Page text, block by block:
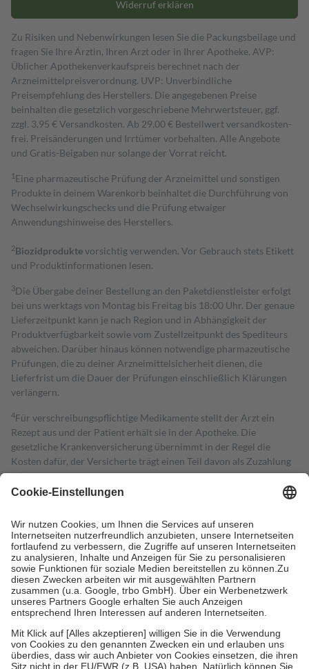
Widerruf erklären
Zu Risiken und Nebenwirkungen lesen Sie die Packungsbeilage und
fragen Sie Ihre Ärztin, Ihren Arzt oder in Ihrer Apotheke. AVP:
Üblicher Apothekenverkaufspreis berechnet nach der
Arzneimittelpreisverordnung. UVP: Unverbindliche
Preisempfehlung des Herstellers. Die angegebenen Preise
beinhalten die gesetzlich vorgeschriebene Mehrwertsteuer, ggf.
zzgl. 3,95 € Versandkosten. Ab 29,00 € Bestell­wert versand­kosten­
frei. Preisänderungen und Irrtümer vorbehalten. Alle Angebote
und Gratis-Beigaben nur solange der Vorrat reicht.
1 Eine pharmazeutische Prüfung der Arzneimittel und sonstigen
Produkte in deinem Warenkorb beinhaltet die Durchführung von
Wechselwirkungschecks und die Prüfung etwaiger
Anwendungshinweise des Herstellers.
2Biozidproduktevorsichtig verwenden. Vor Gebrauch stets Etikett
und Produktinformationen lesen.
3Die Übergabe deiner Bestellung an den Paketdienstleister erfolgt
bei uns werktags von Montag bis Freitag bis 18:00 Uhr. Der genaue
Lieferzeitpunkt kann je nach Region und in Abhängigkeit der
Produktverfügbarkeit sowie vom Zustellzeitpunkt des Spediteurs
abweichen. Darüber hinaus können notwendige pharmazeutische
Prüfungen, die zu deiner Arzneimittelsicherheit dienen, die
Lieferfrist um die Dauer der Prüfungen einschließlich Klärungen
verlängern.
4Für verschreibungspflichtige Medikamente stellt der Arzt ein
Rezept aus und der Patient erhält sie in der Apotheke. Die
gesetzliche Krankenversicherung übernimmt in der Regel die
Kosten dafür, der Versicherte trägt einen Teil davon als Zuzahlung
mit.
Grundsätzlich leisten Mitglieder Zuzahlungen in Höhe von zehn
höchstens zehn Euro.
Es sind jedoch nie mehr als die tatsächlichen
Kosten der Leistung zu entrichten.
Diese Regeln gelten grundsätzlich auch für Online-Apotheken.
Bei Heilmitteln und häuslicher Krankenpflege beträgt die
Zuzahlung zehn Prozent der Kosten sowie zehn Euro je
Verordnung.
Um das Engagement der Versicherten für ihre eigene Gesundheit zu
stärken und die besondere Stellung der Familie zu unterstützen,
fallenkeine Zuzahlungenan bei:
• Kindern und Jugendlichen bis zum vollendeten 18. Lebensjahr
mit Ausnahme der Fahrkosten